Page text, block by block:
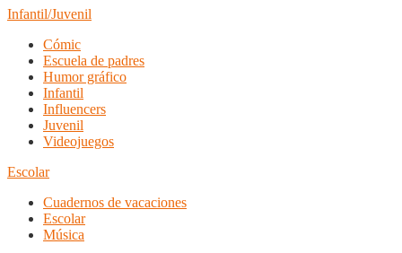
Infantil/Juvenil
Cómic
Escuela de padres
Humor gráfico
Infantil
Influencers
Juvenil
Videojuegos
Escolar
Cuadernos de vacaciones
Escolar
Música